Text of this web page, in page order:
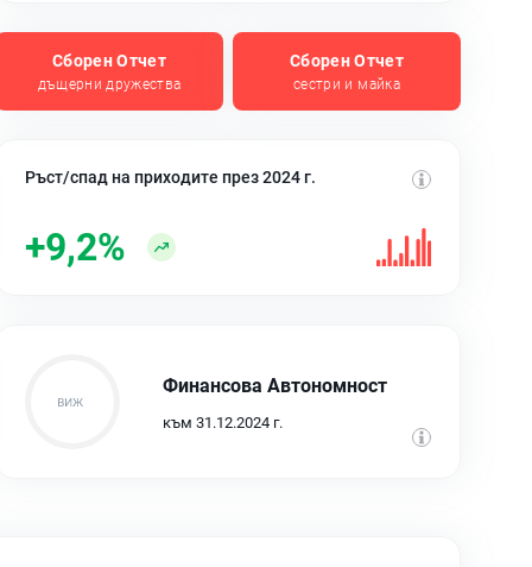
Сборен Отчет
дъщерни дружества
Сборен Отчет
сестри и майка
Ръст/спад на приходите през 2024 г.
+9,2%
Финансова Автономност
към 31.12.2024 г.